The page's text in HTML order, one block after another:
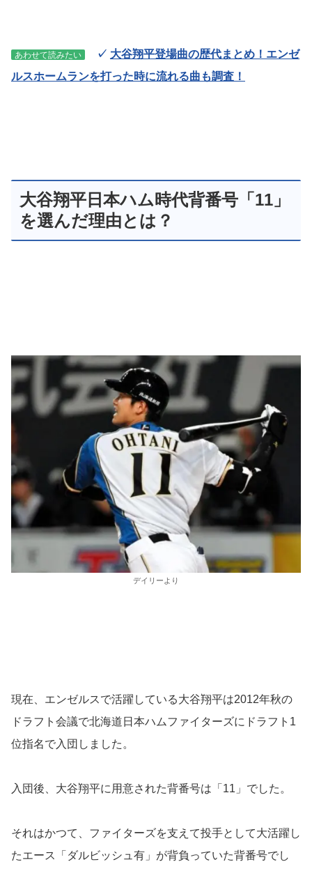
あわせて読みたい ✓ 大谷翔平登場曲の歴代まとめ！エンゼ
ルスホームランを打った時に流れる曲も調査！
大谷翔平日本ハム時代背番号「11」
を選んだ理由とは？
デイリーより
現在、エンゼルスで活躍している大谷翔平は2012年秋の
ドラフト会議で北海道日本ハムファイターズにドラフト1
位指名で入団しました。
入団後、大谷翔平に用意された背番号は「11」でした。
それはかつて、ファイターズを支えて投手として大活躍し
たエース「ダルビッシュ有」が背負っていた背番号でし